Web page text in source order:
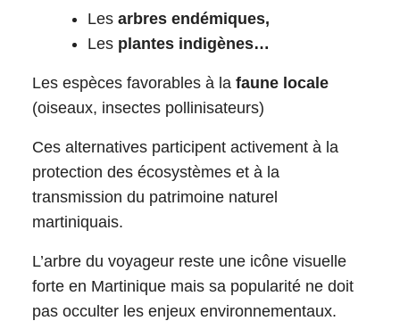
Les arbres endémiques,
Les plantes indigènes…
Les espèces favorables à la faune locale
(oiseaux, insectes pollinisateurs)
Ces alternatives participent activement à la
protection des écosystèmes et à la
transmission du patrimoine naturel
martiniquais.
L’arbre du voyageur reste une icône visuelle
forte en Martinique mais sa popularité ne doit
pas occulter les enjeux environnementaux.